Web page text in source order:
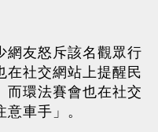
網友怒斥該名觀眾行
在社交網站上提醒民
而環法賽會也在社交
車手」。